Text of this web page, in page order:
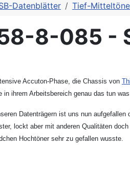
Datenblätter Tief-
8-085 -
Accuton-Phase, die Chassis von
in ihrem Arbeitsbereich genau das tun
Datenträgern ist uns nun
lockt aber mit anderen Qualitäten
Hochtöner sehr zu gefallen wusste.